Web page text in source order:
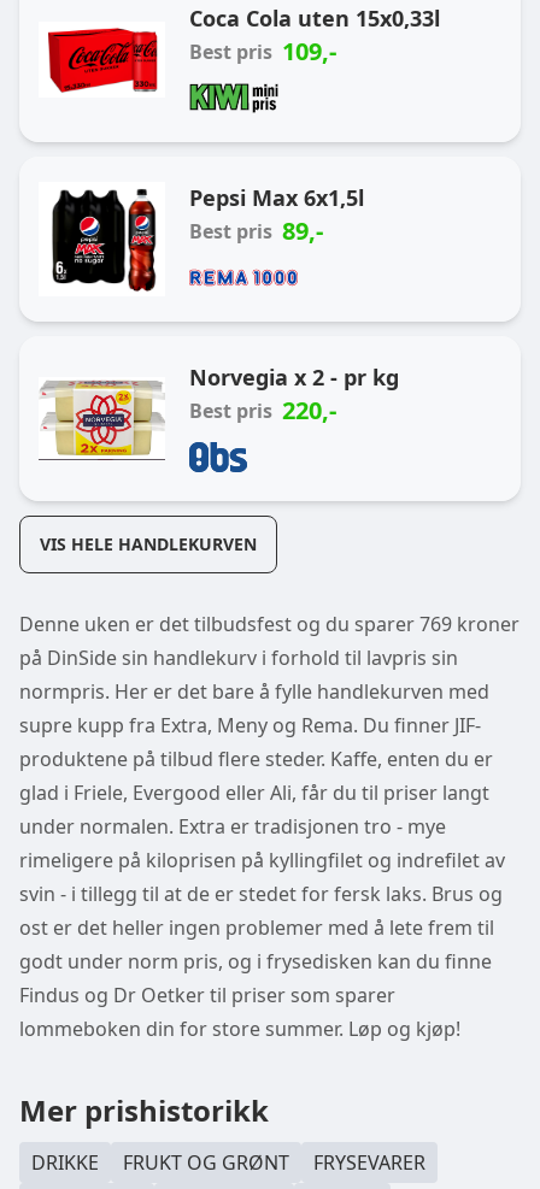
Coca Cola uten 15x0,33l
Best pris 109,-
Pepsi Max 6x1,5l
Best pris 89,-
Norvegia x 2 - pr kg
Best pris 220,-
VIS HELE HANDLEKURVEN
Denne uken er det tilbudsfest og du sparer 769 kroner
på DinSide sin handlekurv i forhold til lavpris sin
normpris. Her er det bare å fylle handlekurven med
supre kupp fra Extra, Meny og Rema. Du finner JIF-
produktene på tilbud flere steder. Kaffe, enten du er
glad i Friele, Evergood eller Ali, får du til priser langt
under normalen. Extra er tradisjonen tro - mye
rimeligere på kiloprisen på kyllingfilet og indrefilet av
svin - i tillegg til at de er stedet for fersk laks. Brus og
ost er det heller ingen problemer med å lete frem til
godt under norm pris, og i frysedisken kan du finne
Findus og Dr Oetker til priser som sparer
lommeboken din for store summer. Løp og kjøp!
Mer prishistorikk
DRIKKE FRUKT OG GRØNT
FRYSEVARER